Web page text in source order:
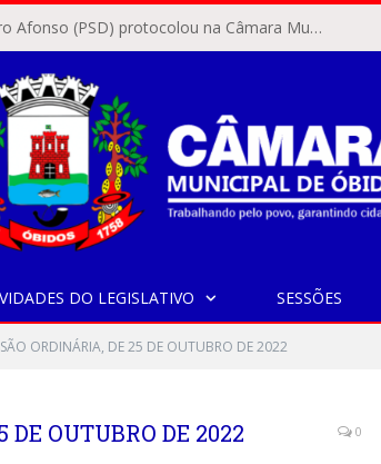
O vereador Rylder Ribeiro Afonso (PSD) protocolou na Câmara Municipal de Óbidos o Requerimento nº 346/2026.
DO LEGISLATIVO SESSÕES
ORDINÁRIA, DE 25 DE OUTUBRO DE 2022
OUTUBRO DE 2022 0